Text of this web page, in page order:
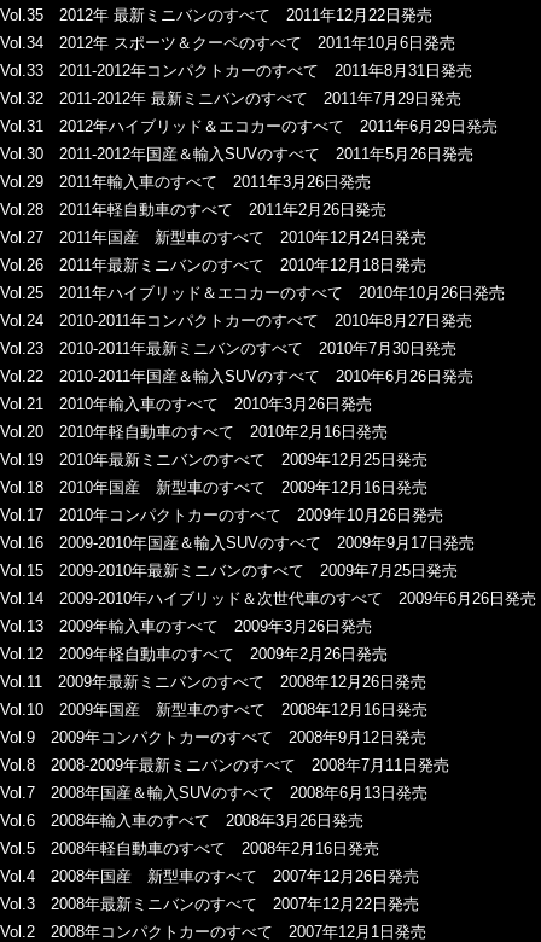
Vol.35 2012年 最新ミニバンのすべて 2011年12月22日発売
Vol.34 2012年 スポーツ＆クーペのすべて 2011年10月6日発売
Vol.33 2011-2012年コンパクトカーのすべて 2011年8月31日発売
Vol.32 2011-2012年 最新ミニバンのすべて 2011年7月29日発売
Vol.31 2012年ハイブリッド＆エコカーのすべて 2011年6月29日発売
Vol.30 2011-2012年国産＆輸入SUVのすべて 2011年5月26日発売
Vol.29 2011年輸入車のすべて 2011年3月26日発売
Vol.28 2011年軽自動車のすべて 2011年2月26日発売
Vol.27 2011年国産 新型車のすべて 2010年12月24日発売
Vol.26 2011年最新ミニバンのすべて 2010年12月18日発売
Vol.25 2011年ハイブリッド＆エコカーのすべて 2010年10月26日発売
Vol.24 2010-2011年コンパクトカーのすべて 2010年8月27日発売
Vol.23 2010-2011年最新ミニバンのすべて 2010年7月30日発売
Vol.22 2010-2011年国産＆輸入SUVのすべて 2010年6月26日発売
Vol.21 2010年輸入車のすべて 2010年3月26日発売
Vol.20 2010年軽自動車のすべて 2010年2月16日発売
Vol.19 2010年最新ミニバンのすべて 2009年12月25日発売
Vol.18 2010年国産 新型車のすべて 2009年12月16日発売
Vol.17 2010年コンパクトカーのすべて 2009年10月26日発売
Vol.16 2009-2010年国産＆輸入SUVのすべて 2009年9月17日発売
Vol.15 2009-2010年最新ミニバンのすべて 2009年7月25日発売
Vol.14 2009-2010年ハイブリッド＆次世代車のすべて 2009年6月26日発売
Vol.13 2009年輸入車のすべて 2009年3月26日発売
Vol.12 2009年軽自動車のすべて 2009年2月26日発売
Vol.11 2009年最新ミニバンのすべて 2008年12月26日発売
Vol.10 2009年国産 新型車のすべて 2008年12月16日発売
Vol.9 2009年コンパクトカーのすべて 2008年9月12日発売
Vol.8 2008-2009年最新ミニバンのすべて 2008年7月11日発売
Vol.7 2008年国産＆輸入SUVのすべて 2008年6月13日発売
Vol.6 2008年輸入車のすべて 2008年3月26日発売
Vol.5 2008年軽自動車のすべて 2008年2月16日発売
Vol.4 2008年国産 新型車のすべて 2007年12月26日発売
Vol.3 2008年最新ミニバンのすべて 2007年12月22日発売
Vol.2 2008年コンパクトカーのすべて 2007年12月1日発売